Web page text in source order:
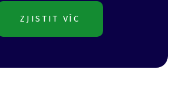
ZJISTIT VÍC